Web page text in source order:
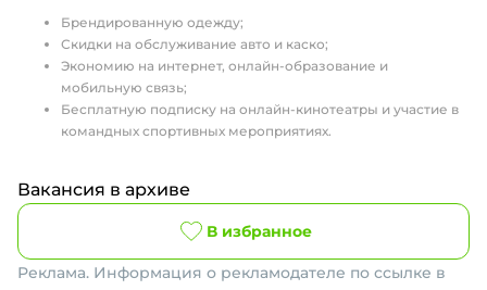
Брендированную одежду;
Скидки на обслуживание авто и каско;
Экономию на интернет, онлайн-образование и
мобильную связь;
Бесплатную подписку на онлайн-кинотеатры и участие в
командных спортивных мероприятиях.
Вакансия в архиве
В избранное
Реклама. Информация о рекламодателе по ссылке в